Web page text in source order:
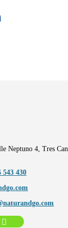
Neptuno 4, Tres
543 430